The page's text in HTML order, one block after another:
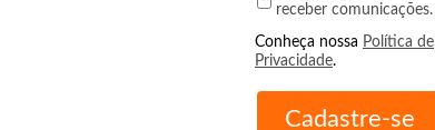
receber comunicações.
Conheça nossa Política de
Privacidade.